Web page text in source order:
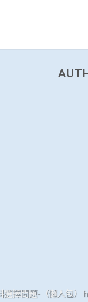
選擇問題-（懶人包）